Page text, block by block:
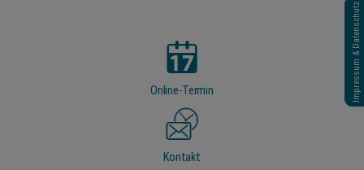
Impressum & Datenschutz
Online-Termin
Kontakt